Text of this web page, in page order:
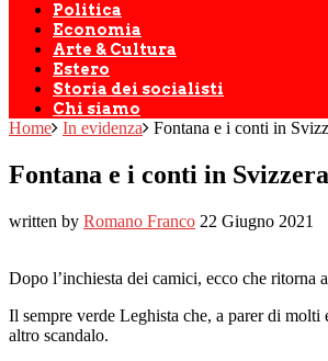
Politica
Economia
Arte & Cultura
Estero
Storia dei socialisti
Chi siamo
Home In evidenza Fontana e i conti in
Fontana e i conti in
written by Romano Franco 22 Giugno 2021
Dopo l’inchiesta dei camici, ecco che
Il sempre verde Leghista che, a parer di
altro scandalo.